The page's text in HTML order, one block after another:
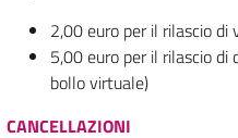
2,00 euro per il rilascio di
5,00 euro per il rilascio
bollo virtuale)
CANCELLAZIONI